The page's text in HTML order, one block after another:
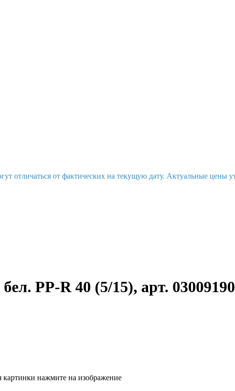
отличаться от фактических на текущую дату. Актуальные цены
PP-R 40 (5/15), арт.
картинки нажмите на изображение